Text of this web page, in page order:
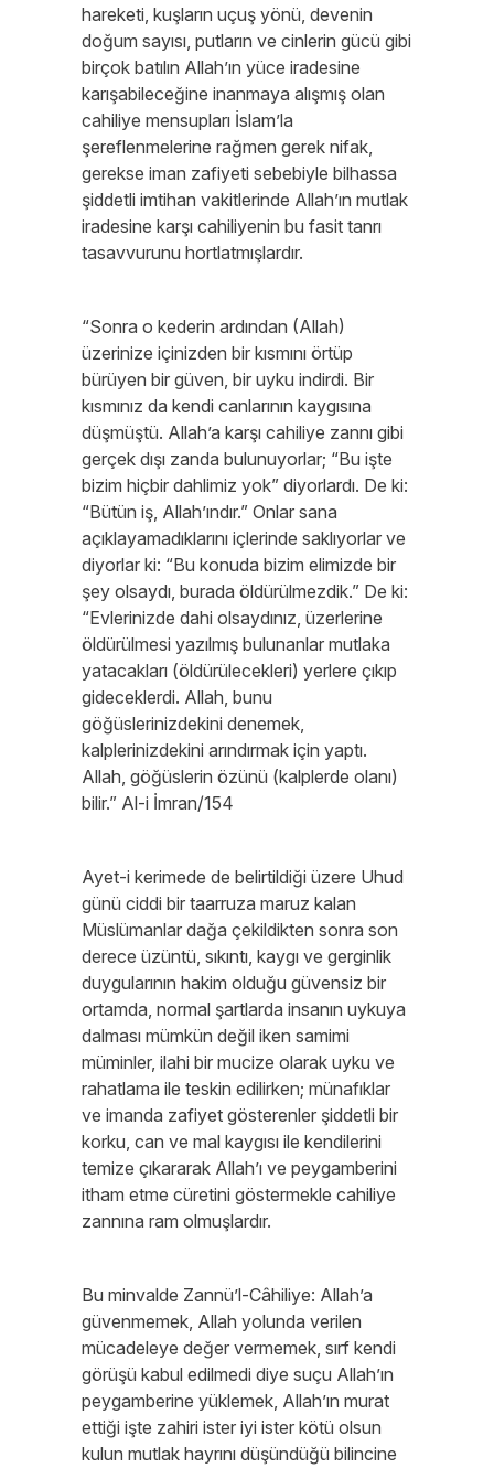
hareketi, kuşların uçuş yönü, devenin
doğum sayısı, putların ve cinlerin gücü gibi
birçok batılın Allah’ın yüce iradesine
karışabileceğine inanmaya alışmış olan
cahiliye mensupları İslam’la
şereflenmelerine rağmen gerek nifak,
gerekse iman zafiyeti sebebiyle bilhassa
şiddetli imtihan vakitlerinde Allah’ın mutlak
iradesine karşı cahiliyenin bu fasit tanrı
tasavvurunu hortlatmışlardır.
“Sonra o kederin ardından (Allah)
üzerinize içinizden bir kısmını örtüp
bürüyen bir güven, bir uyku indirdi. Bir
kısmınız da kendi canlarının kaygısına
düşmüştü. Allah’a karşı cahiliye zannı gibi
gerçek dışı zanda bulunuyorlar; “Bu işte
bizim hiçbir dahlimiz yok” diyorlardı. De ki:
“Bütün iş, Allah’ındır.” Onlar sana
açıklayamadıklarını içlerinde saklıyorlar ve
diyorlar ki: “Bu konuda bizim elimizde bir
şey olsaydı, burada öldürülmezdik.” De ki:
“Evlerinizde dahi olsaydınız, üzerlerine
öldürülmesi yazılmış bulunanlar mutlaka
yatacakları (öldürülecekleri) yerlere çıkıp
gideceklerdi. Allah, bunu
göğüslerinizdekini denemek,
kalplerinizdekini arındırmak için yaptı.
Allah, göğüslerin özünü (kalplerde olanı)
bilir.” Al-i İmran/154
Ayet-i kerimede de belirtildiği üzere Uhud
günü ciddi bir taarruza maruz kalan
Müslümanlar dağa çekildikten sonra son
derece üzüntü, sıkıntı, kaygı ve gerginlik
duygularının hakim olduğu güvensiz bir
ortamda, normal şartlarda insanın uykuya
dalması mümkün değil iken samimi
müminler, ilahi bir mucize olarak uyku ve
rahatlama ile teskin edilirken; münafıklar
ve imanda zafiyet gösterenler şiddetli bir
korku, can ve mal kaygısı ile kendilerini
temize çıkararak Allah’ı ve peygamberini
itham etme cüretini göstermekle cahiliye
zannına ram olmuşlardır.
Bu minvalde Zannü’l-Câhiliye: Allah’a
güvenmemek, Allah yolunda verilen
mücadeleye değer vermemek, sırf kendi
görüşü kabul edilmedi diye suçu Allah’ın
peygamberine yüklemek, Allah’ın murat
ettiği işte zahiri ister iyi ister kötü olsun
kulun mutlak hayrını düşündüğü bilincine